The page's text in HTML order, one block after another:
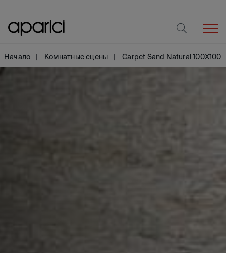
Начало Комнатные сцены Carpet Sand Natural 100X100